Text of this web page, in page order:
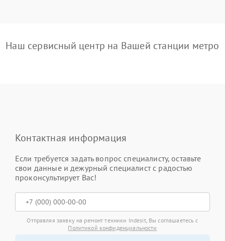
Наш сервисный центр на Вашей станции метро
Контактная информация
Если требуется задать вопрос специалисту, оставьте
свои данные и дежурный специалист с радостью
проконсультирует Вас!
Отправляя заявку на ремонт техники Indesit, Вы соглашаетесь с
Политикой конфиденциальности